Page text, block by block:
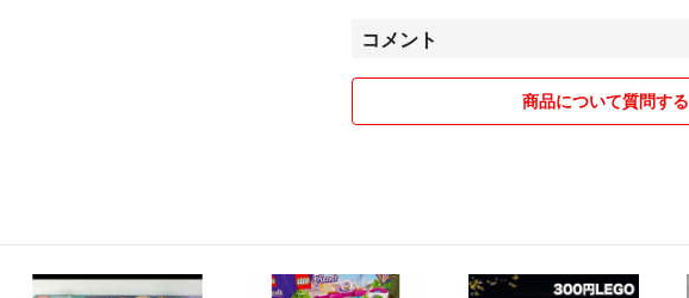
コメント
商品について質問する